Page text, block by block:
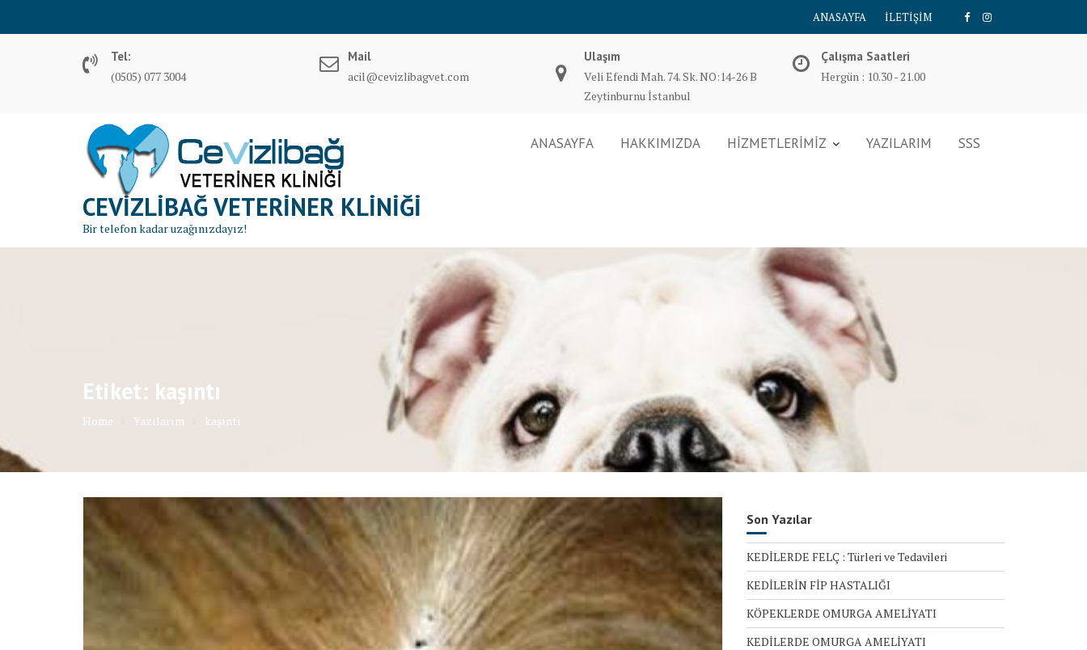
ANASAYFA İLETİŞİM
Tel:
(0505) 077 3004
Mail
acil@cevizlibagvet.com
Ulaşım
Veli Efendi Mah. 74. Sk. NO:14-26 B
Zeytinburnu İstanbul
Çalışma Saatleri
Hergün : 10.30 - 21.00
CEVIZLIBAĞ VETERINER KLINIĞI
Bir telefon kadar uzağınızdayız!
ANASAYFA HAKKIMIZDA HİZMETLERİMİZ YAZILARIM SSS
Etiket: kaşıntı
Home Yazılarım kaşıntı
Son Yazılar
KEDİLERDE FELÇ : Türleri ve Tedavileri
KEDİLERİN FİP HASTALIĞI
KÖPEKLERDE OMURGA AMELİYATI
KEDİLERDE OMURGA AMELİYATI